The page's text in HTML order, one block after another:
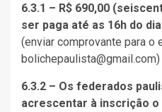
6.3.1 – R$ 690,00
ser paga até as 16h do
(enviar comprovante para o
bolichepaulista@gmail.com)
6.3.2 – Os federados
acrescentar à inscrição